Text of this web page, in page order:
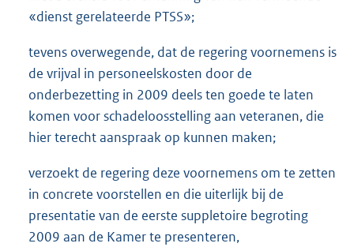
«dienst gerelateerde PTSS»;
tevens overwegende, dat de regering voornemens is
de vrijval in personeelskosten door de
onderbezetting in 2009 deels ten goede te laten
komen voor schadeloosstelling aan veteranen, die
hier terecht aanspraak op kunnen maken;
verzoekt de regering deze voornemens om te zetten
in concrete voorstellen en die uiterlijk bij de
presentatie van de eerste suppletoire begroting
2009 aan de Kamer te presenteren,